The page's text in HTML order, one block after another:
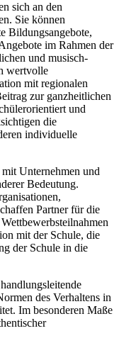
sich an den
Sie können
Bildungsangebote,
im Rahmen der
und musisch-
wertvolle
mit regionalen
zur ganzheitlichen
und
die
individuelle
Unternehmen und
Bedeutung.
Partner für die
mit der Schule, die
der Schule in die
des Verhaltens in
Im besonderen Maße